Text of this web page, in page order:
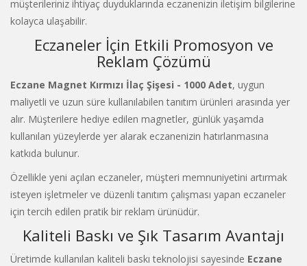
müşterileriniz ihtiyaç duyduklarında eczanenizin iletişim bilgilerine
kolayca ulaşabilir.
Eczaneler İçin Etkili Promosyon ve
Reklam Çözümü
Eczane Magnet Kırmızı İlaç Şişesi - 1000 Adet, uygun
maliyetli ve uzun süre kullanılabilen tanıtım ürünleri arasında yer
alır. Müşterilere hediye edilen magnetler, günlük yaşamda
kullanılan yüzeylerde yer alarak eczanenizin hatırlanmasına
katkıda bulunur.
Özellikle yeni açılan eczaneler, müşteri memnuniyetini artırmak
isteyen işletmeler ve düzenli tanıtım çalışması yapan eczaneler
için tercih edilen pratik bir reklam ürünüdür.
Kaliteli Baskı ve Şık Tasarım Avantajı
Üretimde kullanılan kaliteli baskı teknolojisi sayesinde Eczane